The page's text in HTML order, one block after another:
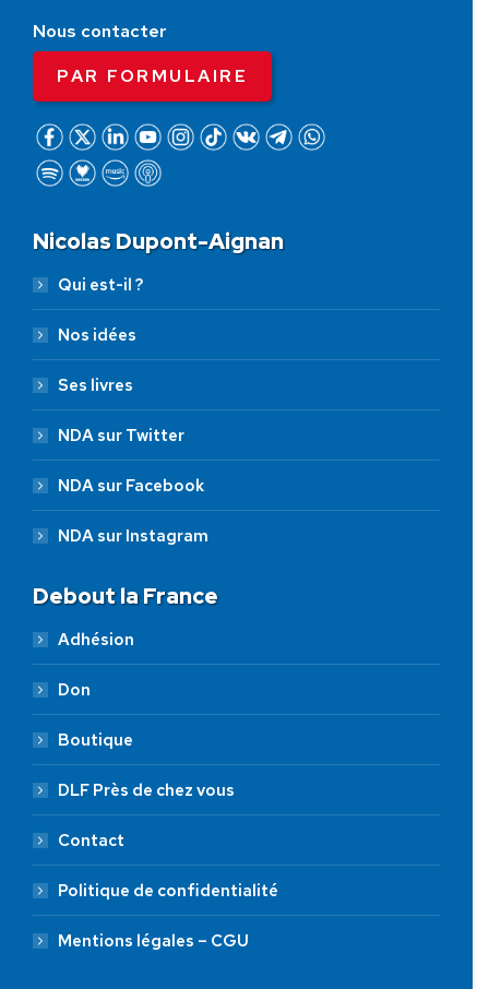
Nous contacter
PAR FORMULAIRE
Nicolas Dupont-Aignan
Qui est-il ?
Nos idées
Ses livres
NDA sur Twitter
NDA sur Facebook
NDA sur Instagram
Debout la France
Adhésion
Don
Boutique
DLF Près de chez vous
Contact
Politique de confidentialité
Mentions légales – CGU